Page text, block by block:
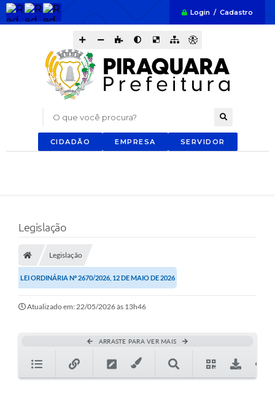
Login / Cadastro
O que você procura?
CIDADÃO EMPRESA SERVIDOR
Legislação
Legislação
LEI ORDINÁRIA Nº 2670/2026, 12 DE MAIO DE 2026
Atualizado em: 22/05/2026 às 13h46
ARRASTE PARA VER MAIS